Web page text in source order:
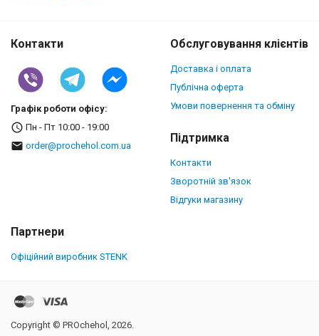
Контакти
Графік роботи офісу:
Пн - Пт 10:00 - 19:00
order@prochehol.com.ua
Обслуговування клієнтів
Доставка і оплата
Публічна оферта
Умови повернення та обміну
Підтримка
Контакти
Зворотній зв'язок
Відгуки магазину
Партнери
Офіційний виробник STENK
Copyright © PROchehol, 2026.